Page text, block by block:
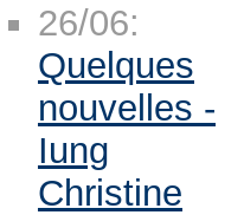
26/06:
Quelques
nouvelles -
Iung
Christine